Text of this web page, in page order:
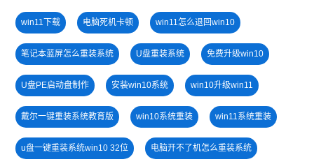
win11下载 电脑死机卡顿 win11怎么退回win10
笔记本蓝屏怎么重装系统 U盘重装系统 免费升级win10
U盘PE启动盘制作 安装win10系统 win10升级win11
戴尔一键重装系统教育版 win10系统重装 win11系统重装
u盘一键重装系统win10 32位 电脑开不了机怎么重装系统